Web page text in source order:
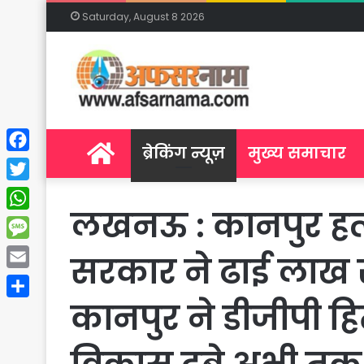
Saturday, August 8 2026
Homeब्रेकिंग न्यूज़ मुख्य समाचार
लखनऊ : कानपुर
सरकार ने ढाई लाख
कानपुर ने डीजीपी
Facebook
Twitter
WhatsApp
Message
Email